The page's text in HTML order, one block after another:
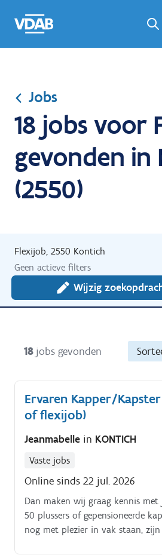
naar
een
een
job
naar
Jobs
18 jobs voor
gevonden in
(2550)
Flexijob, 2550 Kontich
Geen actieve filters
Wijzig
18 jobs gevonden
Ervaren Kapper/
of flexijob)
Jeanmabelle in KONTICH
Vaste jobs
Online sinds 22 jul. 2026
Dan maken wij graag kennis met
50 plussers of gepensioneerde
nog met plezier in vak staan,